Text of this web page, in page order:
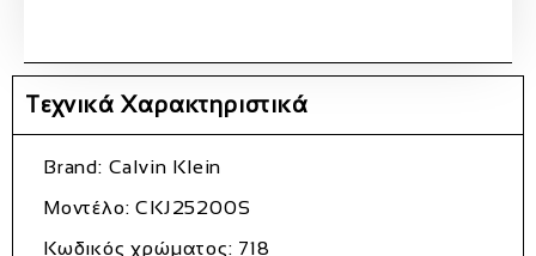
Τεχνικά Χαρακτηριστικά
Brand: Calvin Klein
Μοντέλο: CKJ25200S
Κωδικός χρώματος: 718